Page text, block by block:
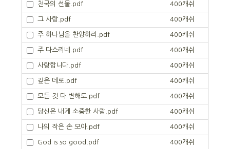
천국의 선물.pdf 400캐쉬
그 사랑.pdf 400캐쉬
주 하나님을 찬양하리.pdf 400캐쉬
주 다스리네.pdf 400캐쉬
사랑합니다.pdf 400캐쉬
깊은 데로.pdf 400캐쉬
모든 것 다 변해도.pdf 400캐쉬
당신은 내게 소중한 사람.pdf 400캐쉬
나의 작은 손 모아.pdf 400캐쉬
God is so good.pdf 400캐쉬